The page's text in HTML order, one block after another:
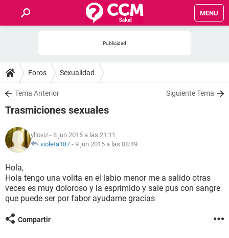
MENU
FOROS
SALUD
NUTRICIÓN
BIENESTAR
SEXUALIDAD
GLOSARIO
Foros Sexualidad
Tema Anterior Siguiente Tema
Trasmiciones sexuales
ylloviz - 8 jun 2015 a las 21:11
violeta187 - 9 jun 2015 a las 08:49
Hola,
Hola tengo una volita en el labio menor me a salido otras
veces es muy doloroso y la esprimido y sale pus con sangre
que puede ser por fabor ayudame gracias
Compartir